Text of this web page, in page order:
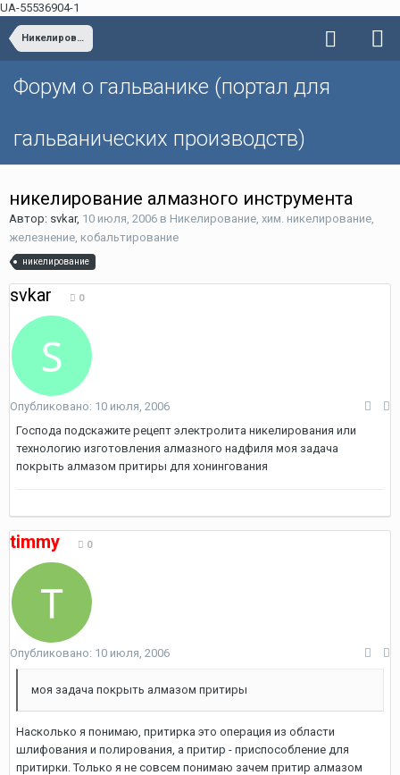
UA-55536904-1
Никелирование, хим. никелирование, железнение, кобальтирование
Форум о гальванике (портал для
гальванических производств)
никелирование алмазного инструмента
Автор: svkar, 10 июля, 2006 в Никелирование, хим. никелирование,
железнение, кобальтирование
никелирование
svkar 0
Опубликовано: 10 июля, 2006
Господа подскажите рецепт электролита никелирования или
технологию изготовления алмазного надфиля моя задача
покрыть алмазом притиры для хонингования
timmy 0
Опубликовано: 10 июля, 2006
моя задача покрыть алмазом притиры
Насколько я понимаю, притирка это операция из области
шлифования и полирования, а притир - приспособление для
притирки. Только я не совсем понимаю зачем притир алмазом